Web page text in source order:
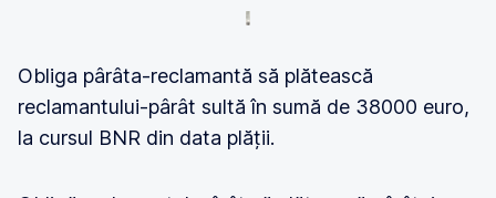
Obliga pârâta-reclamantă să plătească
reclamantului-pârât sultă în sumă de 38000 euro,
la cursul BNR din data plății.